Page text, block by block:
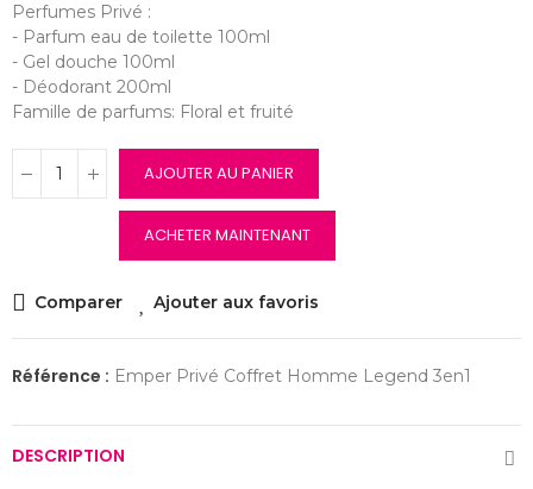
Perfumes Privé :
- Parfum eau de toilette 100ml
- Gel douche 100ml
- Déodorant 200ml
Famille de parfums: Floral et fruité
AJOUTER AU PANIER
ACHETER MAINTENANT
Comparer Ajouter aux favoris
Référence : Emper Privé Coffret Homme Legend 3en1
DESCRIPTION